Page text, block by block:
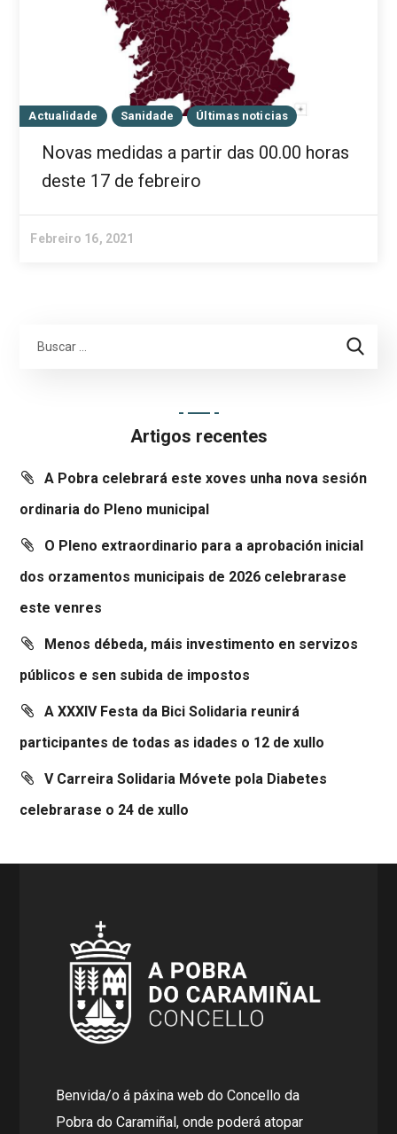
Actualidade Sanidade Últimas noticias
Novas medidas a partir das 00.00 horas
deste 17 de febreiro
Febreiro 16, 2021
Artigos recentes
A Pobra celebrará este xoves unha nova sesión
ordinaria do Pleno municipal
O Pleno extraordinario para a aprobación inicial
dos orzamentos municipais de 2026 celebrarase
este venres
Menos débeda, máis investimento en servizos
públicos e sen subida de impostos
A XXXIV Festa da Bici Solidaria reunirá
participantes de todas as idades o 12 de xullo
V Carreira Solidaria Móvete pola Diabetes
celebrarase o 24 de xullo
Benvida/o á páxina web do Concello da
Pobra do Caramiñal, onde poderá atopar